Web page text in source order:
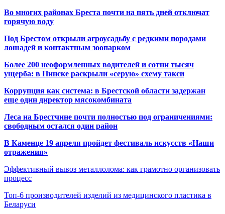
Во многих районах Бреста почти на пять дней отключат
горячую воду
Под Брестом открыли агроусадьбу с редкими породами
лошадей и контактным зоопарком
Более 200 неоформленных водителей и сотни тысяч
ущерба: в Пинске раскрыли «серую» схему такси
Коррупция как система: в Брестской области задержан
еще один директор мясокомбината
Леса на Брестчине почти полностью под ограничениями:
свободным остался один район
В Каменце 19 апреля пройдет фестиваль искусств «Наши
отражения»
Эффективный вывоз металлолома: как грамотно организовать
процесс
Топ-6 производителей изделий из медицинского пластика в
Беларуси